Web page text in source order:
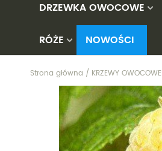
DRZEWKA OWOCOWE
Brzoskwinie
Grusze
Jabłonie
RÓŻE
Na pniu
Okrywowe
Pnące
Rabatowe
NOWOŚCI
Strona główna / KRZEWY OWOCOWE